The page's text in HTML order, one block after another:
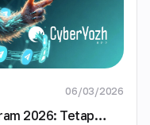
06/03/2026
2026: Tetap